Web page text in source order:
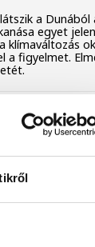
a Dunából
egyet
klímaváltozás
a figyelmet.
stabil
munkatársai
turbina
a